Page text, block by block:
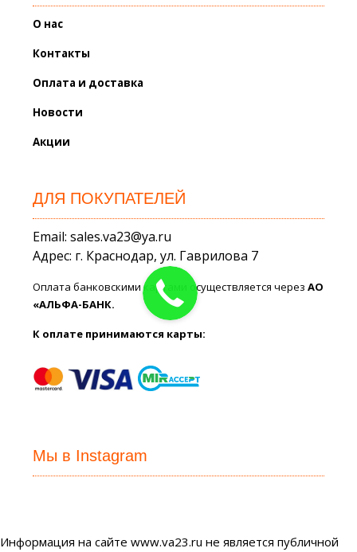
О нас
Контакты
Оплата и доставка
Новости
Акции
ДЛЯ ПОКУПАТЕЛЕЙ
Email: sales.va23@ya.ru
Адрес: г. Краснодар, ул. Гаврилова 7
Оплата банковскими картами осуществляется черезАО
«АЛЬФА-БАНК.
К оплате принимаются карты:
Мы в Instagram
Информация на сайте www.va23.ru не является публичной